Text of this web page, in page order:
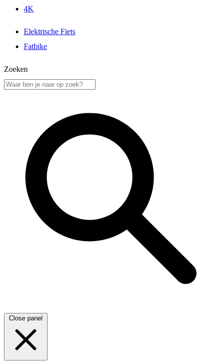
4K
Elektrische Fiets
Fatbike
Zoeken
Close panel